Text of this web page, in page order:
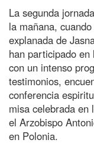
La segunda
la mañana,
explanada de
han participado
con un intenso
testimonios,
conferencia
misa celebrada en
el Arzobispo
en Polonia.